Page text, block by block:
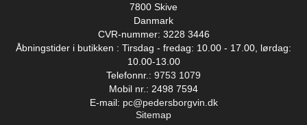
7800 Skive
Danmark
CVR-nummer: 3228 3446
Åbningstider i butikken : Tirsdag - fredag: 10.00 - 17.00, lørdag:
10.00-13.00
Telefonnr.: 9753 1079
Mobil nr.: 2498 7594
E-mail: pc@pedersborgvin.dk
Sitemap